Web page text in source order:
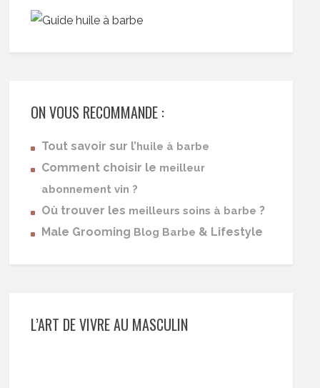
ON VOUS RECOMMANDE :
Tout savoir sur l’ huile à barbe
Comment choisir le meilleur
abonnement vin ?
Où trouver les meilleurs soins à barbe ?
Male Grooming Blog Barbe & Lifestyle
L’ART DE VIVRE AU MASCULIN